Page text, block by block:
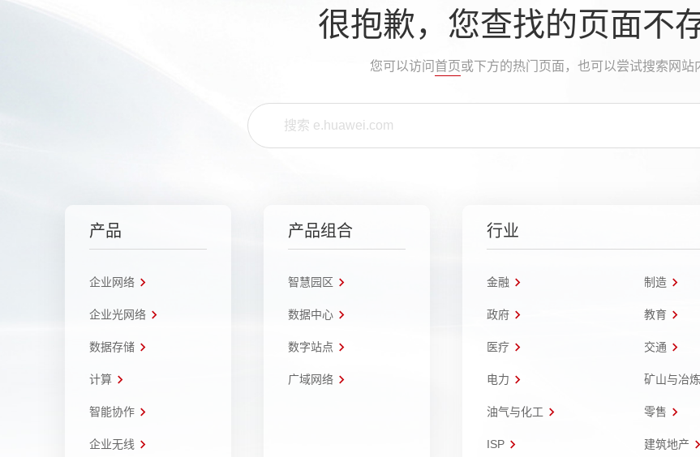
很抱歉，您查找的页面不
您可以访问 首页或下方的热门页面，也可以尝试搜索网站
产品
企业网络
企业光网络
数据存储
计算
智能协作
企业无线
产品组合
智慧园区
数据中心
数字站点
广域网络
行业
金融 制造
政府 教育
医疗 交通
电力 矿山与冶炼
油气与化工 零售
ISP 建筑地产